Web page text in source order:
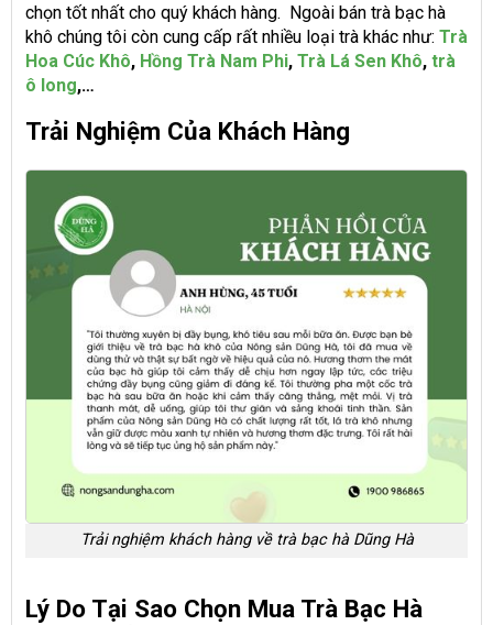
chọn tốt nhất cho quý khách hàng. Ngoài bán trà bạc hà
khô chúng tôi còn cung cấp rất nhiều loại trà khác như: Trà
Hoa Cúc Khô, Hồng Trà Nam Phi, Trà Lá Sen Khô, trà
ô long,…
Trải Nghiệm Của Khách Hàng
Trải nghiệm khách hàng về trà bạc hà Dũng Hà
Lý Do Tại Sao Chọn Mua Trà Bạc Hà